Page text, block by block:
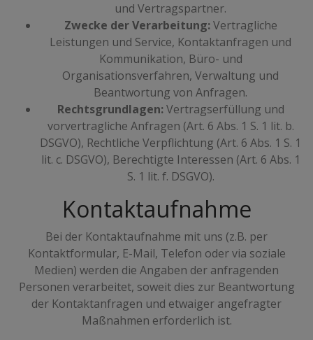
und Vertragspartner.
Zwecke der Verarbeitung:Vertragliche
Leistungen und Service, Kontaktanfragen und
Kommunikation, Büro- und
Organisationsverfahren, Verwaltung und
Beantwortung von Anfragen.
Rechtsgrundlagen:Vertragserfüllung und
vorvertragliche Anfragen (Art. 6 Abs. 1 S. 1 lit. b.
DSGVO), Rechtliche Verpflichtung (Art. 6 Abs. 1 S. 1
lit. c. DSGVO), Berechtigte Interessen (Art. 6 Abs. 1
S. 1 lit. f. DSGVO).
Kontaktaufnahme
Bei der Kontaktaufnahme mit uns (z.B. per
Kontaktformular, E-Mail, Telefon oder via soziale
Medien) werden die Angaben der anfragenden
Personen verarbeitet, soweit dies zur Beantwortung
der Kontaktanfragen und etwaiger angefragter
Maßnahmen erforderlich ist.